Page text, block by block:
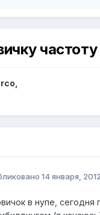
14 января, 2012
в нупе, сегодня